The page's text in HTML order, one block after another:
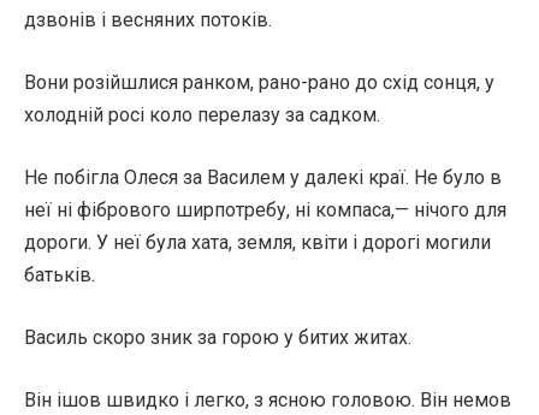
дзвонів і весняних потоків.
Вони розійшлися ранком, рано-рано до схід сонця, у
холодній росі коло перелазу за садком.
Не побігла Олеся за Василем у далекі краї. Не було в
неї ні фібрового ширпотребу, ні компаса,— нічого для
дороги. У неї була хата, земля, квіти і дорогі могили
батьків.
Василь скоро зник за горою у битих житах.
Він ішов швидко і легко, з ясною головою. Він немов